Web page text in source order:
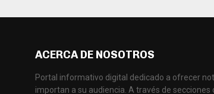
ACERCA DE NOSOTROS
Portal informativo digital dedicado a ofrecer
importan a su audiencia. A través de secciones